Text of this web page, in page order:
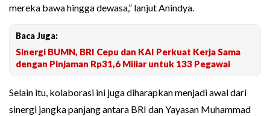
mereka bawa hingga dewasa,” lanjut Anindya.
Baca Juga:
Sinergi BUMN, BRI Cepu dan KAI Perkuat Kerja Sama
dengan Pinjaman Rp31,6 Miliar untuk 133 Pegawai
Selain itu, kolaborasi ini juga diharapkan menjadi awal dari
sinergi jangka panjang antara BRI dan Yayasan Muhammad